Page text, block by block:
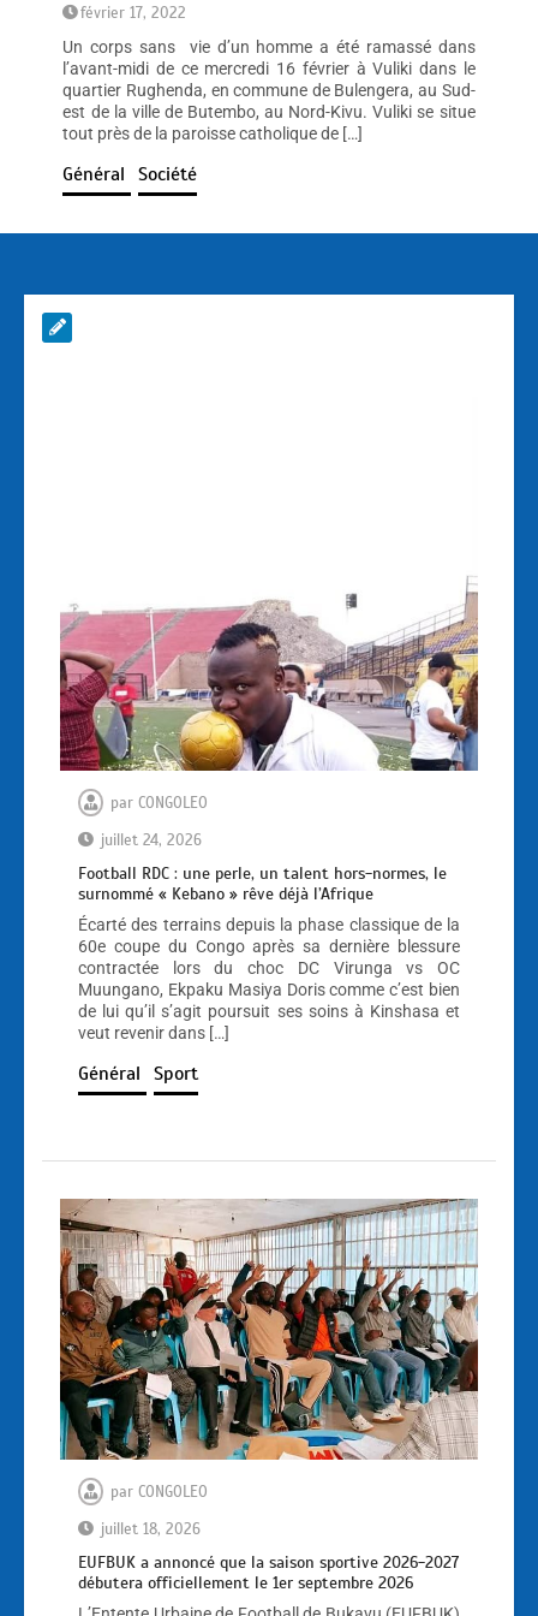
février 17, 2022
Un corps sans vie d’un homme a été ramassé dans
l’avant-midi de ce mercredi 16 février à Vuliki dans le
quartier Rughenda, en commune de Bulengera, au Sud-
est de la ville de Butembo, au Nord-Kivu. Vuliki se situe
tout près de la paroisse catholique de […]
Général Société
par CONGOLEO
juillet 24, 2026
Football RDC : une perle, un talent hors-normes, le
surnommé « Kebano » rêve déjà l’Afrique
Écarté des terrains depuis la phase classique de la
60e coupe du Congo après sa dernière blessure
contractée lors du choc DC Virunga vs OC
Muungano, Ekpaku Masiya Doris comme c’est bien
de lui qu’il s’agit poursuit ses soins à Kinshasa et
veut revenir dans […]
Général Sport
par CONGOLEO
juillet 18, 2026
EUFBUK a annoncé que la saison sportive 2026-2027
débutera officiellement le 1er septembre 2026